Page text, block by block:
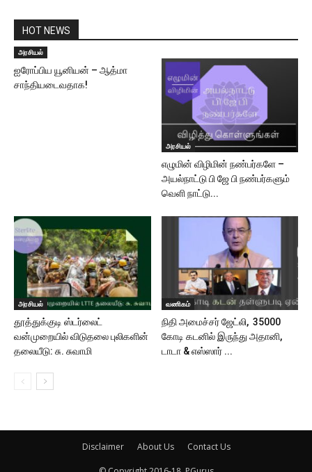
HOT NEWS
அரசியல்
ஐரோப்பிய யூனியன் – ஆத்மா
சாந்தியடைவதாக!
அரசியல்
எழுமின் விழிமின் நண்பர்களே –
அயல்நாட்டு பி ஜே பி நண்பர்களும்
வெளி நாட்டு...
அரசியல்
தூத்துக்குடி ஸ்டர்லைட்
வன்முறையில் விடுதலை புலிகளின்
தலையீடு: சு. சுவாமி
வணிகம்
நிதி அமைச்சர் ஜேட்லி, 35000
கோடி கடனில் இருந்து அதானி,
டாடா & எஸ்ஸார் ...
Disclaimer About Us Contact Us